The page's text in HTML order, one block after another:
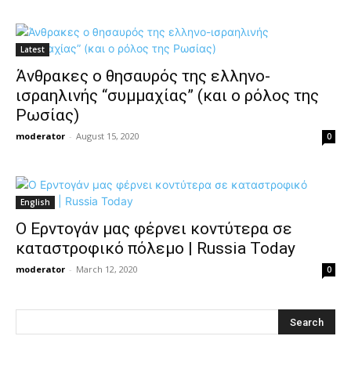
Latest
Άνθρακες ο θησαυρός της ελληνο-
ισραηλινής “συμμαχίας” (και ο ρόλος της
Ρωσίας)
moderator - August 15, 2020 0
English
Ο Ερντογάν μας φέρνει κοντύτερα σε
καταστροφικό πόλεμο | Russia Today
moderator - March 12, 2020 0